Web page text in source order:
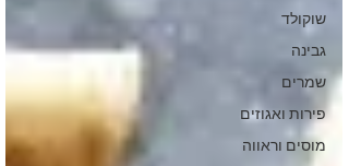
שוקולד
גבינה
שמרים
פירות ואגוזים
מוסים וראווה